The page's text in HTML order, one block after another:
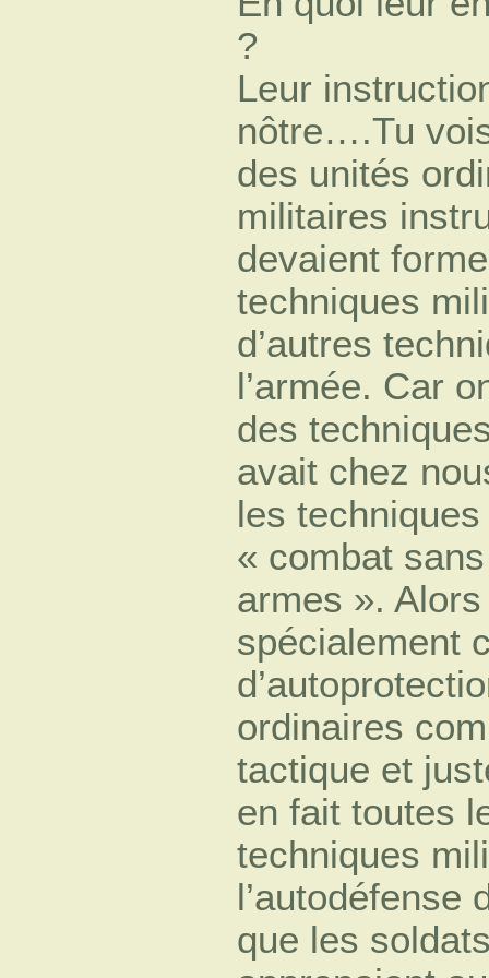
?
Leur
nôtre….Tu
des unités
militaires
devaient
techniques
d’autres
l’armée. Car
des
avait chez
les
« combat sans
armes ».
spécialement
ordinaires
tactique et
en fait toutes
techniques
l’autodéfense
que les